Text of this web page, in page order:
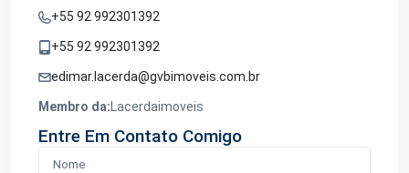
+55 92 992301392
+55 92 992301392
edimar.lacerda@gvbimoveis.com.br
Membro da: Lacerdaimoveis
Entre Em Contato Comigo